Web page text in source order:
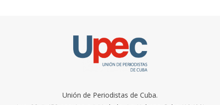
Unión de Periodistas de Cuba.